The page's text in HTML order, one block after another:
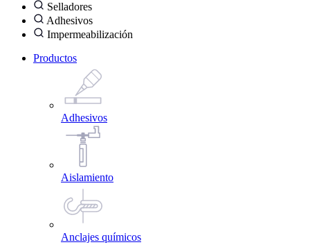
Selladores
Adhesivos
Impermeabilización
Productos
Adhesivos
Aislamiento
Anclajes químicos